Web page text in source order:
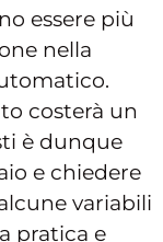
essere più
nella
costerà un
è dunque
e chiedere
variabili
pratica e